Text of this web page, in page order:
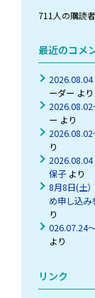
レ
を
入
力
711人の購読
最近のコメ
ーダー より
ー より
り
保子 より
8月8日(土
め申し込み
り
026.07.24
より
リンク